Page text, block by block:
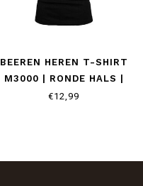
BEEREN HEREN T-SHIRT
M3000 | RONDE HALS |
ZWART
€12,99